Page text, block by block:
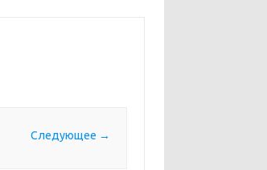
Следующее →